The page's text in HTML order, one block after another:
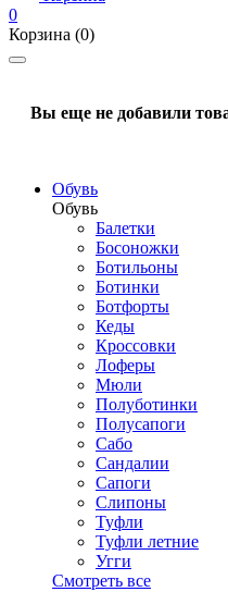
0
Корзина (0)
Вы еще не добавили
Обувь
Обувь
Балетки
Босоножки
Ботильоны
Ботинки
Ботфорты
Кеды
Кроссовки
Лоферы
Мюли
Полуботинки
Полусапоги
Сабо
Сандалии
Сапоги
Слипоны
Туфли
Туфли летние
Угги
Смотреть все